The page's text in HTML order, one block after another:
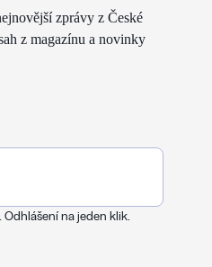
zprávy z České
z magazínu a novinky
. Odhlášení na jeden klik.